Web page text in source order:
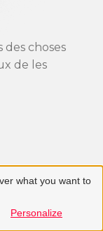
des choses
de les
what you want to
Personalize